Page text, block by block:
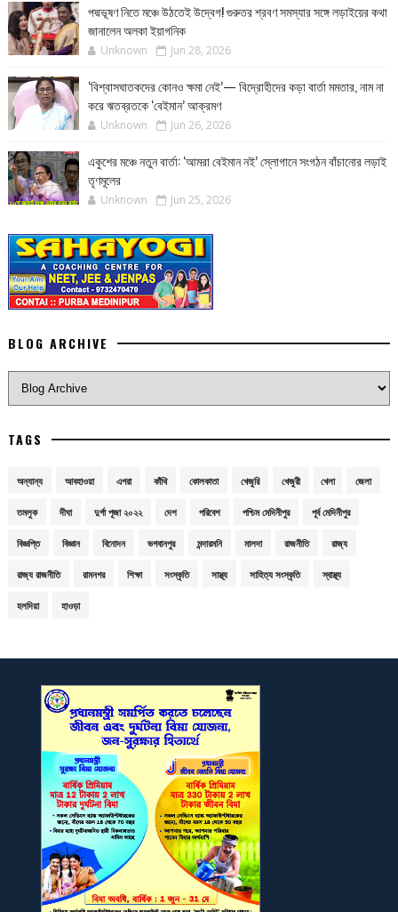
পদ্মভূষণ নিতে মঞ্চে উঠতেই উদ্বেগ! গুরুতর শ্রবণ সমস্যার সঙ্গে লড়াইয়ের কথা
জানালেন অলকা ইয়াগনিক
Unknown Jun 28, 2026
‘বিশ্বাসঘাতকদের কোনও ক্ষমা নেই’— বিদ্রোহীদের কড়া বার্তা মমতার, নাম না
করে ঋতব্রতকে ‘বেইমান’ আক্রমণ
Unknown Jun 26, 2026
একুশের মঞ্চে নতুন বার্তা: ‘আমরা বেইমান নই’ স্লোগানে সংগঠন বাঁচানোর লড়াই
তৃণমূলের
Unknown Jun 25, 2026
BLOG ARCHIVE
TAGS
অন্যান্য আবহাওয়া এগরা কাঁথি কোলকাতা খেজুরি খেজুরী খেলা জেলা
তমলুক দীঘা দুর্গা পূজা ২০২২ দেশ পরিবেশ পশ্চিম মেদিনীপুর পূর্ব মেদিনীপুর
বিজ্ঞপ্তি বিজ্ঞান বিনোদন ভগবানপুর মন্দারমনি মালদা রাজনীতি রাজ্য
রাজ্য রাজনীতি রামনগর শিক্ষা সংস্কৃতি সাস্থ্য সাহিত্য সংস্কৃতি স্বাস্থ্য
হলদিয়া হাওড়া